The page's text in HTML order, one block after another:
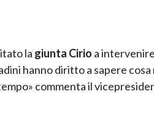
la giunta Cirio a
hanno diritto a sapere
commenta il